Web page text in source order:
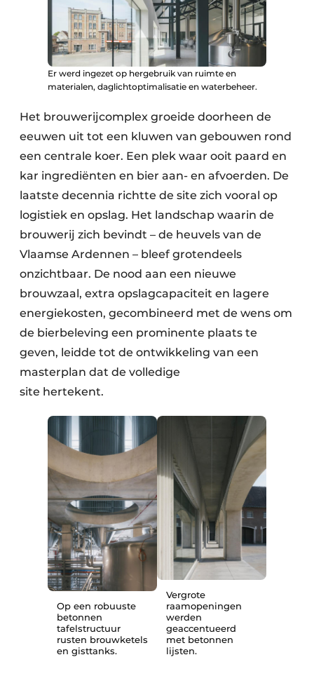
Renovatie
Software
Toegangscontrole
Zonwering
Er werd ingezet op hergebruik van ruimte en
materialen, daglichtoptimalisatie en waterbeheer.
Het brouwerijcomplex groeide doorheen de
eeuwen uit tot een kluwen van gebouwen rond
een centrale koer. Een plek waar ooit paard en
kar ingrediënten en bier aan- en afvoerden. De
laatste decennia richtte de site zich vooral op
logistiek en opslag. Het landschap waarin de
brouwerij zich bevindt – de heuvels van de
Vlaamse Ardennen – bleef grotendeels
onzichtbaar. De nood aan een nieuwe
brouwzaal, extra opslagcapaciteit en lagere
energiekosten, gecombineerd met de wens om
de bierbeleving een prominente plaats te
geven, leidde tot de ontwikkeling van een
masterplan dat de volledige
site hertekent.
Op een robuuste
betonnen
tafelstructuur
rusten brouwketels
en gisttanks.
Vergrote
raamopeningen
werden
geaccentueerd
met betonnen
lijsten.